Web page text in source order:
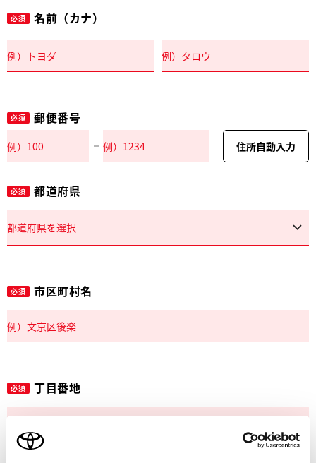
必須 名前（カナ）
必須 郵便番号
住所自動入力
必須 都道府県
必須 市区町村名
必須 丁目番地